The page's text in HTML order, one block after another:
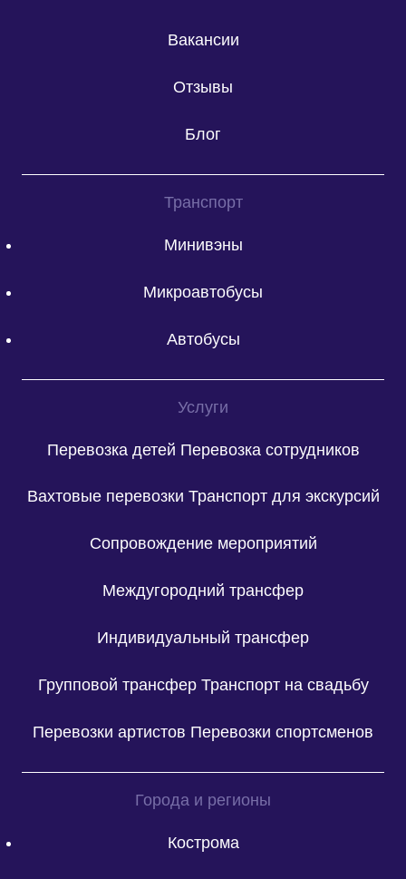
Вакансии
Отзывы
Блог
Транспорт
Минивэны
Микроавтобусы
Автобусы
Услуги
Перевозка детей Перевозка сотрудников
Вахтовые перевозки Транспорт для экскурсий
Сопровождение мероприятий
Междугородний трансфер
Индивидуальный трансфер
Групповой трансфер Транспорт на свадьбу
Перевозки артистов Перевозки спортсменов
Города и регионы
Кострома